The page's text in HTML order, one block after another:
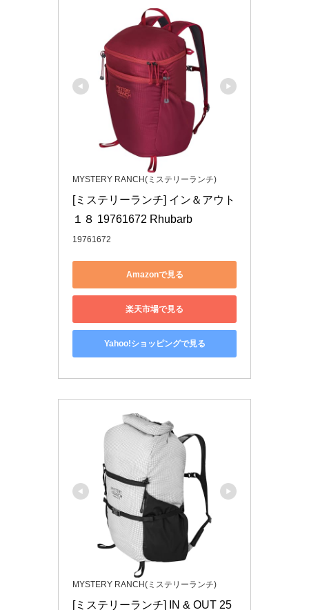
MYSTERY RANCH(ミステリーランチ)
[ミステリーランチ] イン＆アウト
１８ 19761672 Rhubarb
19761672
Amazonで見る
楽天市場で見る
Yahoo!ショッピングで見る
MYSTERY RANCH(ミステリーランチ)
[ミステリーランチ] IN & OUT 25